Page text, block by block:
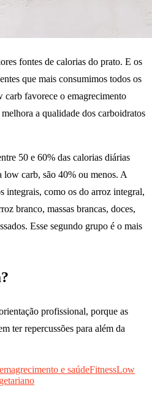
fontes de calorias do prato. E os
que mais consumimos todos os
favorece o emagrecimento
a qualidade dos carboidratos
50 e 60% das calorias diárias
low carb, são 40% ou menos. A
integrais, como os do arroz integral,
branco, massas brancas, doces,
Esse segundo grupo é o mais
profissional, porque as
ter repercussões para além da
e saúdeFitnessLow